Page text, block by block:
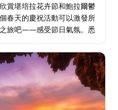
賞堪培拉花卉節和鮑拉爾鬱
春天的慶祝活動可以激發所
旅吧——感受節日氣氛。悉